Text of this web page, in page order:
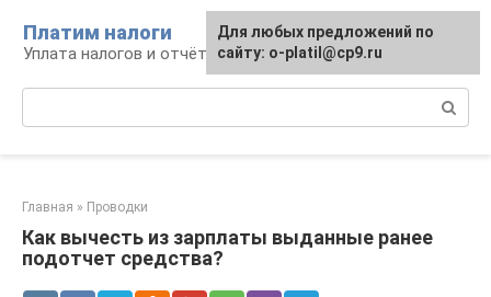
контенту
Платим налоги
Уплата налогов и отчётность
Главная » Проводки
Как вычесть из зарплаты выданные ранее
подотчет средства?
Для любых предложений по
сайту: o-platil@cp9.ru